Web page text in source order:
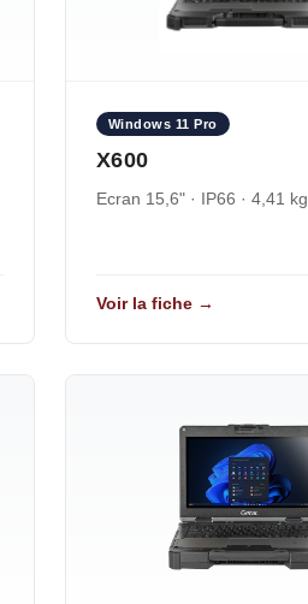
Windows 11 Pro
X600
Ecran 15,6" · IP66 · 4,41 kg
Voir la fiche →